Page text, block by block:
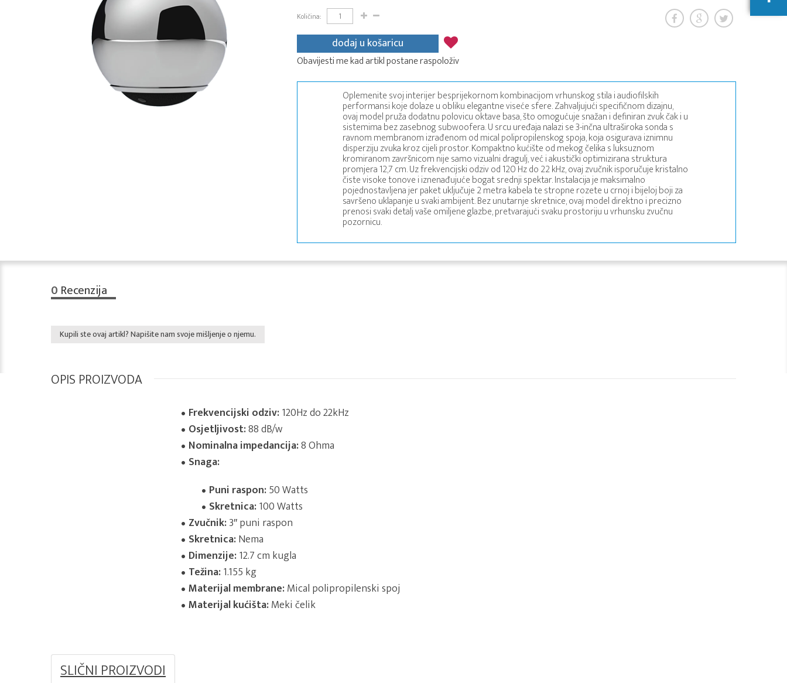
Količina:
dodaj u košaricu
Obavijesti me kad artikl postane raspoloživ
Oplemenite svoj interijer besprijekornom kombinacijom vrhunskog stila i audiofilskih
performansi koje dolaze u obliku elegantne viseće sfere. Zahvaljujući specifičnom dizajnu,
ovaj model pruža dodatnu polovicu oktave basa, što omogućuje snažan i definiran zvuk čak i u
sistemima bez zasebnog subwoofera. U srcu uređaja nalazi se 3-inčna ultraširoka sonda s
ravnom membranom izrađenom od mical polipropilenskog spoja, koja osigurava iznimnu
disperziju zvuka kroz cijeli prostor. Kompaktno kućište od mekog čelika s luksuznom
kromiranom završnicom nije samo vizualni dragulj, već i akustički optimizirana struktura
promjera 12,7 cm. Uz frekvencijski odziv od 120 Hz do 22 kHz, ovaj zvučnik isporučuje kristalno
čiste visoke tonove i iznenađujuće bogat srednji spektar. Instalacija je maksimalno
pojednostavljena jer paket uključuje 2 metra kabela te stropne rozete u crnoj i bijeloj boji za
savršeno uklapanje u svaki ambijent. Bez unutarnje skretnice, ovaj model direktno i precizno
prenosi svaki detalj vaše omiljene glazbe, pretvarajući svaku prostoriju u vrhunsku zvučnu
pozornicu.
0 Recenzija
Kupili ste ovaj artikl? Napišite nam svoje mišljenje o njemu.
OPIS PROIZVODA
Frekvencijski odziv:120Hz do 22kHz
Osjetljivost:88 dB/w
Nominalna impedancija:8 Ohma
Snaga:
Puni raspon:50 Watts
Skretnica:100 Watts
Zvučnik:3″ puni raspon
Skretnica:Nema
Dimenzije:12.7 cm kugla
Težina:1.155 kg
Materijal membrane:Mical polipropilenski spoj
Materijal kućišta:Meki čelik
SLIČNI PROIZVODI